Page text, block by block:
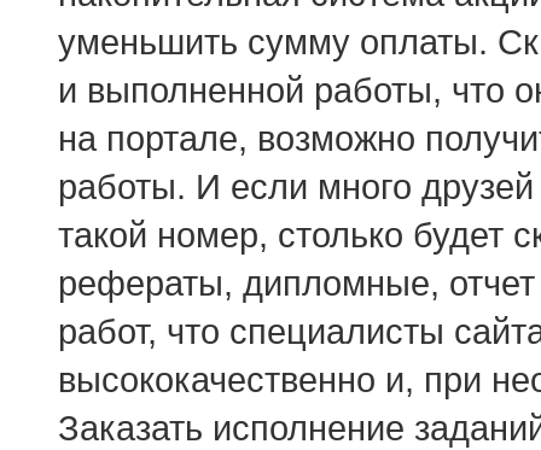
уменьшить сумму оплаты.
и выполненной работы, что
на портале, возможно
работы. И если много друзей
такой номер, столько будет
рефераты, дипломные, отчет
работ, что специалисты
высококачественно и, при
Заказать исполнение